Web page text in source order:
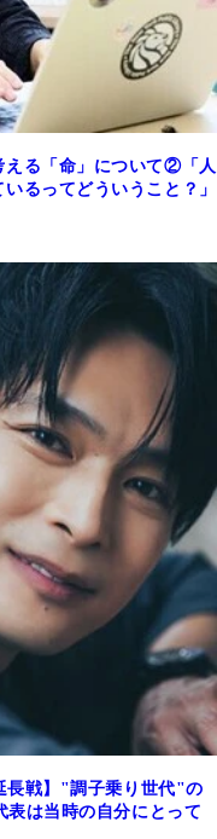
える「命」について②「人
るってどういうこと？」
長戦】"調子乗り世代"の
表は当時の自分にとって